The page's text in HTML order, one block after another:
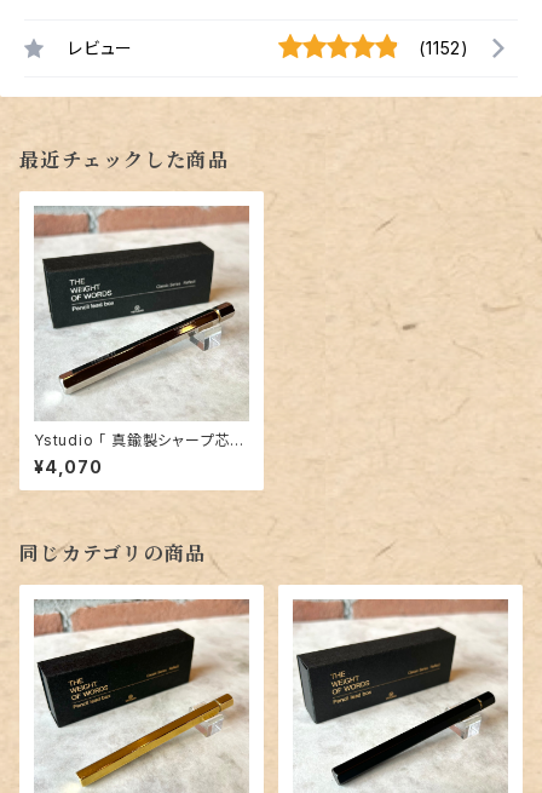
レビュー (1152)
最近チェックした商品
Ystudio 「 真鍮製シャープ芯ケ
ース （シャイニーシルバー）」
¥4,070
同じカテゴリの商品